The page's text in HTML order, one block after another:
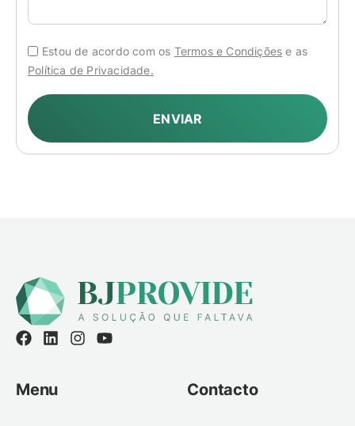
Estou de acordo com os Termos e Condições e as
Política de Privacidade.
ENVIAR
Menu Contacto